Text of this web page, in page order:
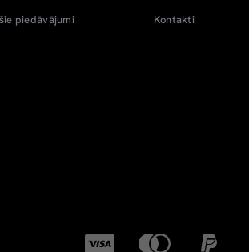
piedāvājumi Kontakti